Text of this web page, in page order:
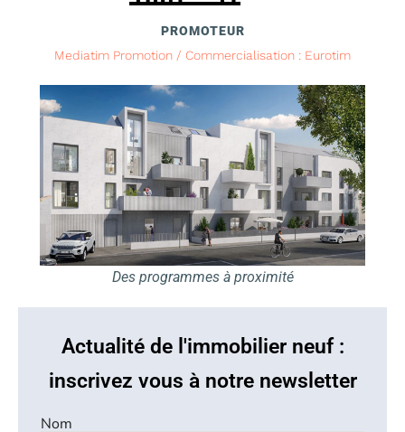
PROMOTEUR
Mediatim Promotion / Commercialisation : Eurotim
Des programmes à proximité
Actualité de l'immobilier neuf :
inscrivez vous à notre newsletter
Nom